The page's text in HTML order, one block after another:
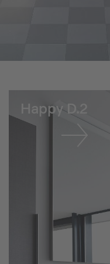
Happy D.2